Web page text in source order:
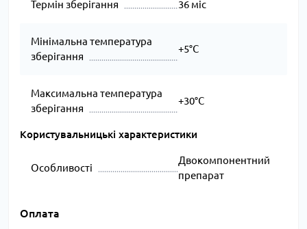
Термін зберігання 36 міс
Мінімальна температура
зберігання
+5°C
Максимальна температура
зберігання
+30°C
Користувальницькі характеристики
Особливості
Двокомпонентний
препарат
Оплата